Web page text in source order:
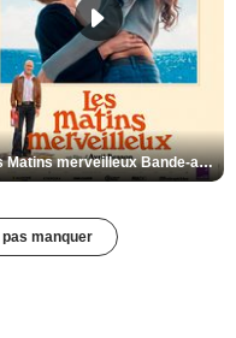
Les Matins merveilleux Bande-annonce VF
manquer